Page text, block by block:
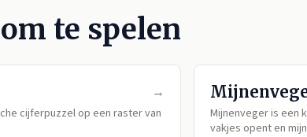
te spelen
→
cijferpuzzel op een raster van
Mijnenveger is een
vakjes opent en